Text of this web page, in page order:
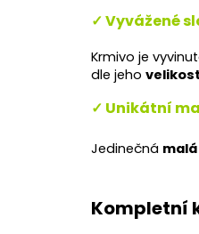
✓ Vyvážené
Krmivo je
dle jeho
✓ Unikátní
Jedinečná
Kompletní